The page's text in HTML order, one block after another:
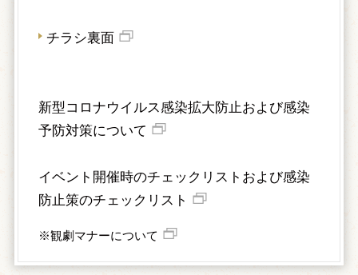
チラシ裏面
新型コロナウイルス感染拡大防止および感染
予防対策について
イベント開催時のチェックリストおよび感染
防止策のチェックリスト
※観劇マナーについて